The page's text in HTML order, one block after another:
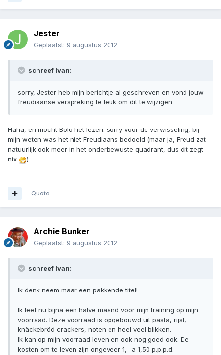
Jester
Geplaatst: 9 augustus 2012
schreef Ivan:
sorry, Jester heb mijn berichtje al geschreven en vond jouw
freudiaanse verspreking te leuk om dit te wijzigen
Haha, en mocht Bolo het lezen: sorry voor de verwisseling, bij
mijn weten was het niet Freudiaans bedoeld (maar ja, Freud zat
natuurlijk ook meer in het onderbewuste quadrant, dus dit zegt
nix
)
Quote
Archie Bunker
Geplaatst: 9 augustus 2012
schreef Ivan:
Ik denk neem maar een pakkende titel!
Ik leef nu bijna een halve maand voor mijn training op mijn
voorraad. Deze voorraad is opgebouwd uit pasta, rijst,
knäckebröd crackers, noten en heel veel blikken.
Ik kan op mijn voorraad leven en ook nog goed ook. De
kosten om te leven zijn ongeveer 1,- a 1,50 p.p.p.d.